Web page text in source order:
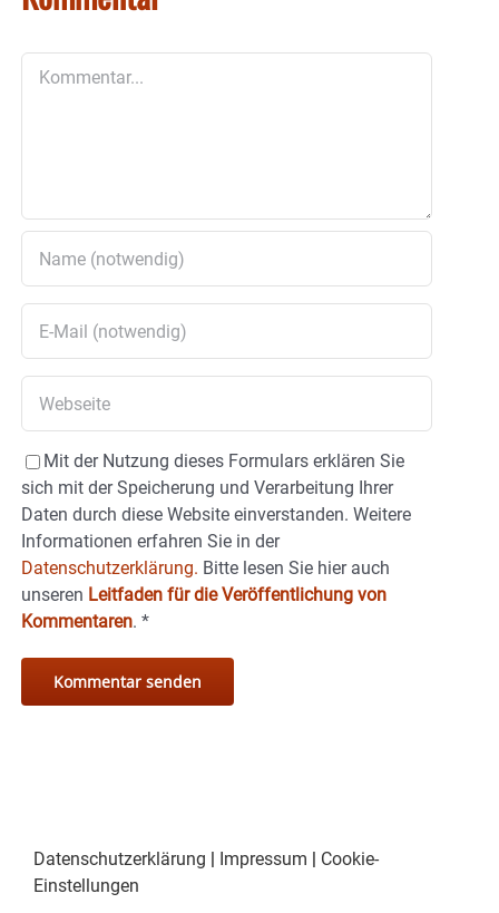
Mit der Nutzung dieses Formulars erklären Sie
sich mit der Speicherung und Verarbeitung Ihrer
Daten durch diese Website einverstanden. Weitere
Informationen erfahren Sie in der
Datenschutzerklärung. Bitte lesen Sie hier auch
unseren Leitfaden für die Veröffentlichung von
Kommentaren. *
Datenschutzerklärung Impressum
Cookie-
Einstellungen